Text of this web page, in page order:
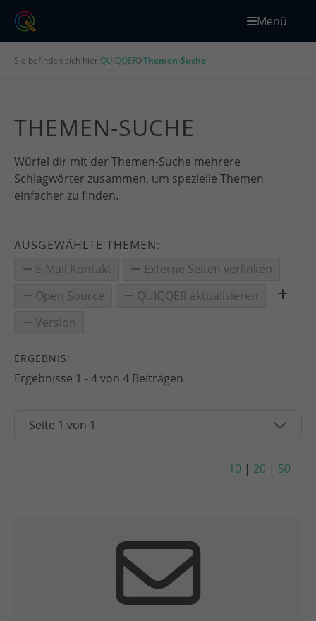
Menü
Sie befinden sich hier:QUIQQER Themen-Suche
THEMEN-SUCHE
Würfel dir mit der Themen-Suche mehrere
Schlagwörter zusammen, um spezielle Themen
einfacher zu finden.
AUSGEWÄHLTE THEMEN:
E-Mail Kontakt
Externe Seiten verlinken
Open Source
QUIQQER aktualisieren
Version
ERGEBNIS:
Ergebnisse 1 - 4 von 4 Beiträgen
10 | 20 | 50